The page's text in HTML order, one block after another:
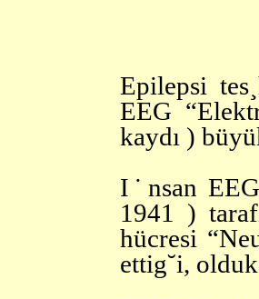
Epilepsi
EEG
kaydı )
I˙nsan
1941 )
hücresi
ettig˘i,